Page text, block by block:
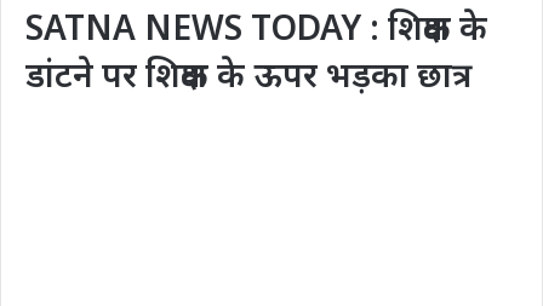
SATNA NEWS TODAY : शिक्षक के
डांटने पर शिक्षक के ऊपर भड़का छात्र